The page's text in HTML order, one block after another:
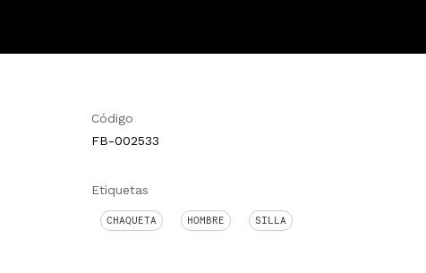
Código
FB-002533
Etiquetas
CHAQUETA HOMBRE SILLA